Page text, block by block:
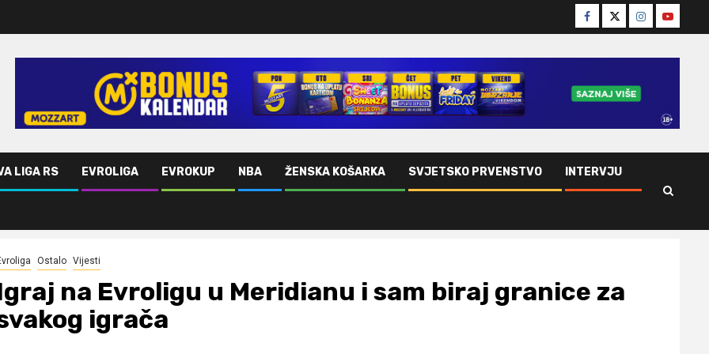
Facebook
TwitterInstagram
Youtube
LIGA RS EVROLIGA EVROKUP NBA ŽENSKA KOŠARKA SVJETSKO PRVENSTVO INTERVJU
igrača
Ostalo Vijesti
na Evroligu u Meridianu i sam biraj granice za
igrača